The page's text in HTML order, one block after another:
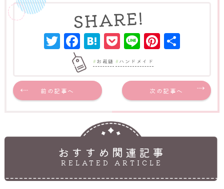
Twitter
Facebook
Hatena
Pocket
Line
お裁縫 ハンドメイド
前の記事へ 次の記事へ
おすすめ関連記事
RELATED ARTICLE